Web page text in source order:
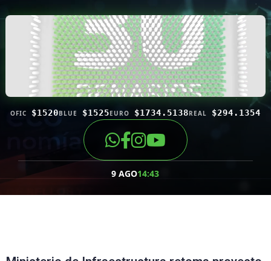
OFIC $1520BLUE $1525EURO $1734.5138REAL $294.1354
9 AGO14:43